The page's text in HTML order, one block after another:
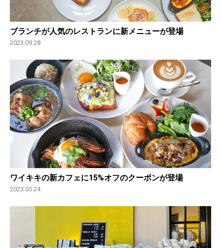
ブランチが人気のレストランに新メニューが登場
2023.09.28
ワイキキの新カフェに15%オフのクーポンが登場
2023.05.24